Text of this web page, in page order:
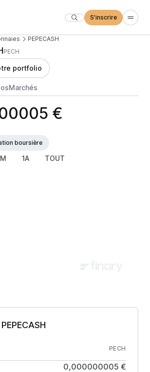
S'inscrire
PEPECASH
PECH
portfolio
Marchés
€
boursière
1A TOUT
PECH
0,000000005 €